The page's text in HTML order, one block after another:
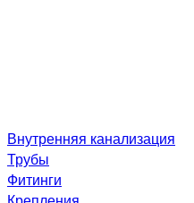
Внутренняя канализация
Трубы
Фитинги